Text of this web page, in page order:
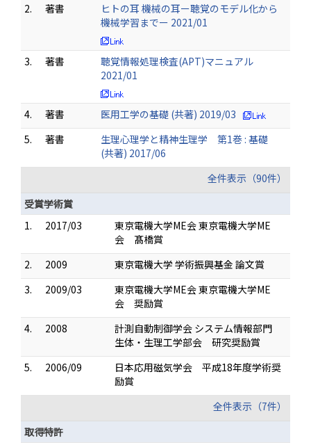
2. 著書
ヒトの耳 機械の耳ー聴覚のモデル化から
機械学習までー 2021/01
3. 著書
聴覚情報処理検査(APT)マニュアル
2021/01
4. 著書
医用工学の基礎 (共著) 2019/03
5.
著書
生理心理学と精神生理学 第1巻 : 基礎
(共著) 2017/06
全件表示（90件）
受賞学術賞
1.
2017/03
東京電機大学ME会 東京電機大学ME
会 髙橋賞
2.
2009
東京電機大学 学術振興基金 論文賞
3.
2009/03
東京電機大学ME会 東京電機大学ME
会 奨励賞
4.
2008
計測自動制御学会 システム情報部門
生体・生理工学部会 研究奨励賞
5.
2006/09
日本応用磁気学会 平成18年度学術奨
励賞
全件表示（7件）
取得特許